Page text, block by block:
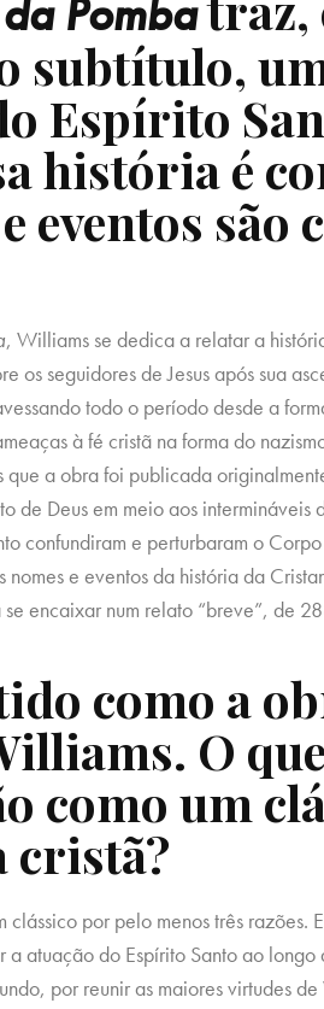
Pomba
subtítulo,
Espírito
história é
eventos são
, Williams se dedica a relatar a
os seguidores de Jesus após sua
todo o período desde a
à fé cristã na forma do
que a obra foi publicada
de Deus em meio aos intermináveis
confundiram e perturbaram o
nomes e eventos da história da
encaixar num relato “breve”, de
como a
O
como um
clássico por pelo menos três
atuação do Espírito Santo ao
por reunir as maiores virtudes